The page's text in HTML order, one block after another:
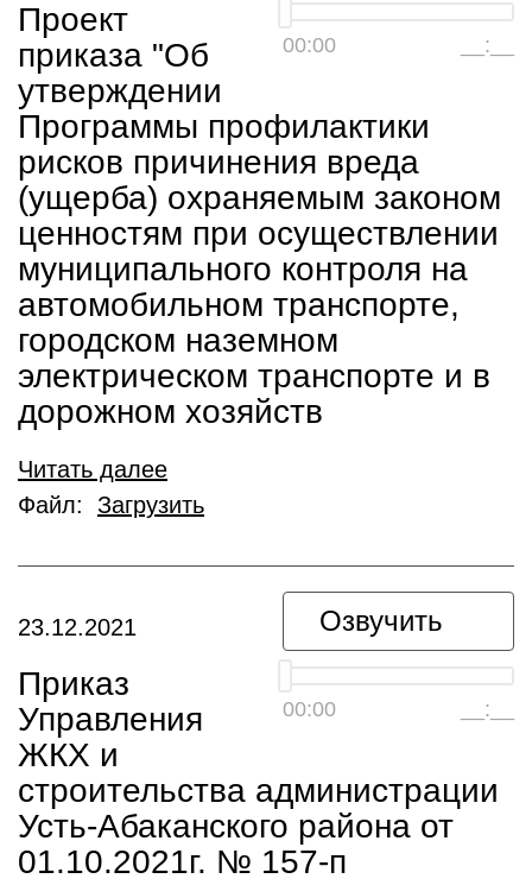
00:00 __:__
Проект
приказа "Об
утверждении
Программы профилактики
рисков причинения вреда
(ущерба) охраняемым законом
ценностям при осуществлении
муниципального контроля на
автомобильном транспорте,
городском наземном
электрическом транспорте и в
дорожном хозяйств
Читать далее
Файл: Загрузить
Озвучить
00:00 __:__
23.12.2021
Приказ
Управления
ЖКХ и
строительства администрации
Усть-Абаканского района от
01.10.2021г. № 157-п